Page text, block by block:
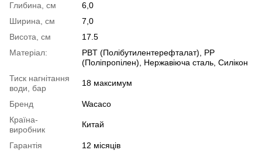
Глибина, см
6,0
Ширина, см
7,0
Висота, см
17.5
Матеріал:
PBT (Полібутилентерефталат), PP
(Поліпропілен), Нержавіюча сталь, Силікон
Тиск нагнітання
води, бар
18 максимум
Бренд
Wacaco
Країна-
виробник
Китай
Гарантія 12 місяців